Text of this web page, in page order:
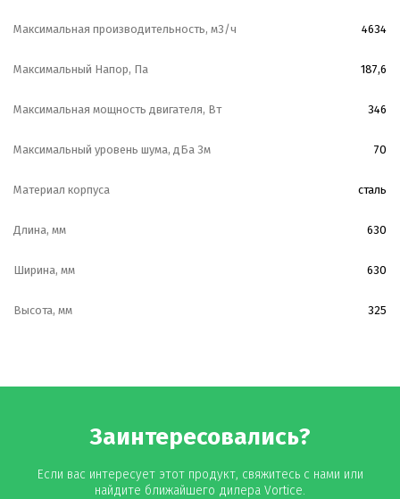
Максимальная производительность, м3/ч 4634
Максимальный Напор, Па 187,6
Максимальная мощность двигателя, Вт 346
Максимальный уровень шума, дБа 3м 70
Материал корпуса сталь
Длина, мм 630
Ширина, мм 630
Высота, мм 325
Заинтересовались?
Если вас интересует этот продукт, свяжитесь с нами или
найдите ближайшего дилера Vortice.